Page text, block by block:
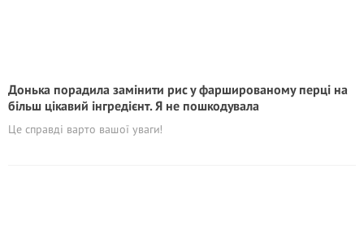
Донька порадила замінити рис у фаршированому перці на
більш цікавий інгредієнт. Я не пошкодувала
Це справді варто вашої уваги!